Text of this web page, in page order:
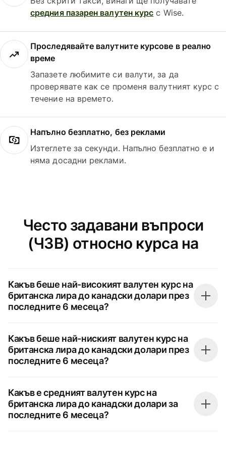
средния пазарен валутен курс с Wise.
Проследявайте валутните курсове в реално
време
Запазете любимите си валути, за да
проверявате как се променя валутният курс с
течение на времето.
Напълно безплатно, без реклами
Изтеглете за секунди. Напълно безплатно е и
няма досадни реклами.
Често задавани въпроси
(ЧЗВ) относно курса на
Какъв беше най-високият валутен курс на
британска лира до канадски долари през
последните 6 месеца?
Какъв беше най-ниският валутен курс на
британска лира до канадски долари през
последните 6 месеца?
Какъв е средният валутен курс на
британска лира до канадски долари за
последните 6 месеца?